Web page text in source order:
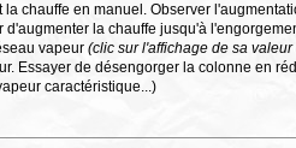
chauffe en manuel. Observer
la chauffe jusqu'à
vapeur(clic sur l'affichage de sa
Essayer de désengorger la colonne en
caractéristique...)